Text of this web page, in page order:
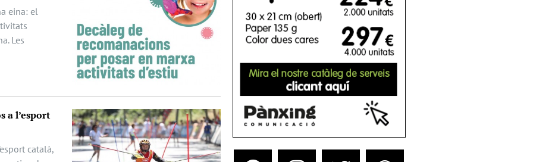
eina: el
Les
a l’esport
català,